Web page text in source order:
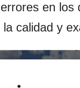
en los
calidad y